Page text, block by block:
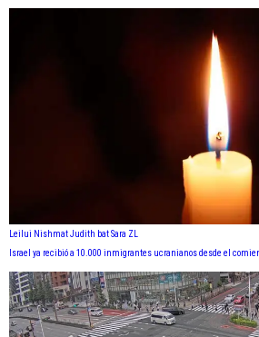
Leilui Nishmat Judith bat Sara ZL
Israel ya recibió a 10.000 inmigrantes ucranianos desde el